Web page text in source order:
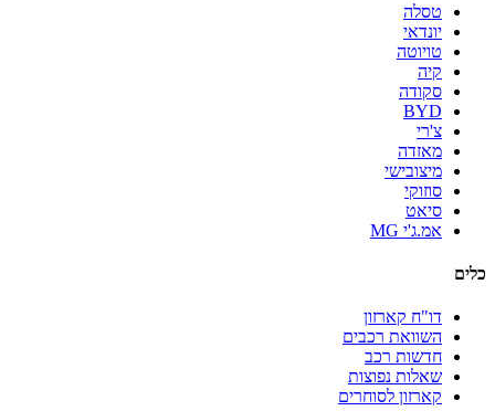
טסלה
יונדאי
טויוטה
קיה
סקודה
BYD
צ'רי
מאזדה
מיצובישי
סוזוקי
סיאט
אמ.ג'י MG
כלים
דו"ח קארזון
השוואת רכבים
חדשות רכב
שאלות נפוצות
קארזון לסוחרים